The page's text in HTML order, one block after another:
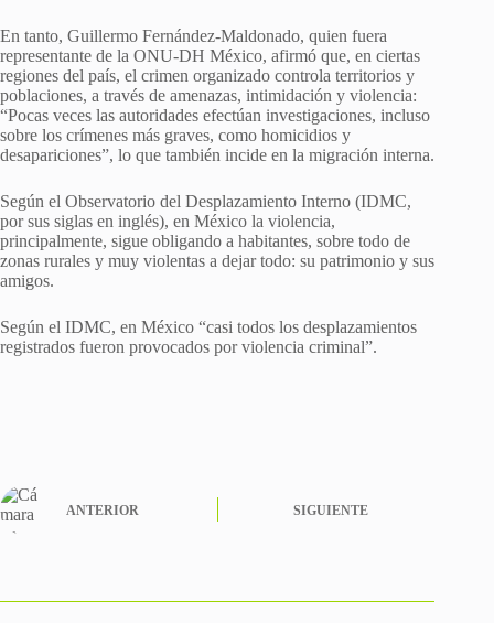
En tanto, Guillermo Fernández-Maldonado, quien fuera
representante de la ONU-DH México, afirmó que, en ciertas
regiones del país, el crimen organizado controla territorios y
poblaciones, a través de amenazas, intimidación y violencia:
“Pocas veces las autoridades efectúan investigaciones, incluso
sobre los crímenes más graves, como homicidios y
desapariciones”, lo que también incide en la migración interna.
Según el Observatorio del Desplazamiento Interno (IDMC,
por sus siglas en inglés), en México la violencia,
principalmente, sigue obligando a habitantes, sobre todo de
zonas rurales y muy violentas a dejar todo: su patrimonio y sus
amigos.
Según el IDMC, en México “casi todos los desplazamientos
registrados fueron provocados por violencia criminal”.
ANTERIOR SIGUIENTE